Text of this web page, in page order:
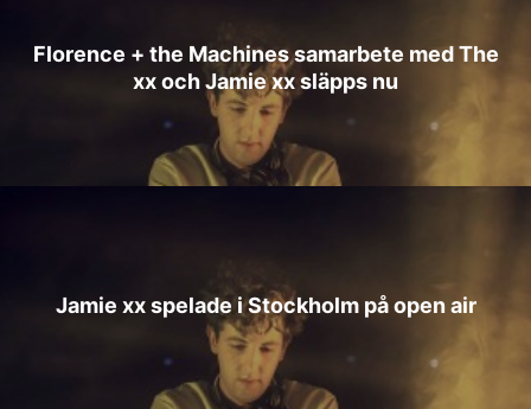
Florence + the Machines samarbete med The
xx och Jamie xx släpps nu
Jamie xx spelade i Stockholm på open air